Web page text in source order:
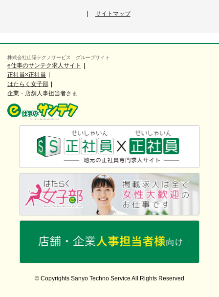
サイトマップ
株式会社山陽テクノサービス グループサイト
e仕事のサンテク求人サイト
正社員×正社員
はたらく女子部
企業・店舗人事担当者さま
© Copyrights Sanyo Techno Service All Rights Reserved